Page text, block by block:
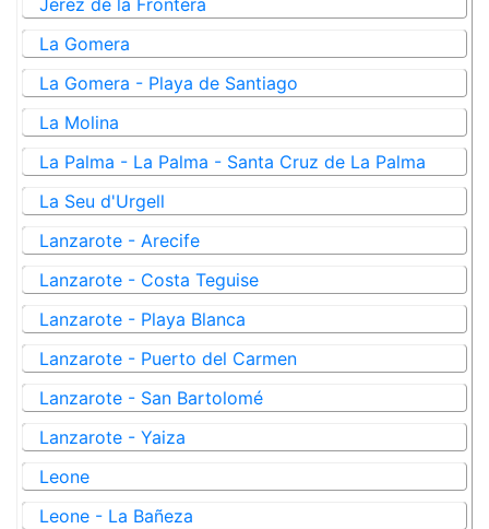
Jerez de la Frontera
La Gomera
La Gomera - Playa de Santiago
La Molina
La Palma - La Palma - Santa Cruz de La Palma
La Seu d'Urgell
Lanzarote - Arecife
Lanzarote - Costa Teguise
Lanzarote - Playa Blanca
Lanzarote - Puerto del Carmen
Lanzarote - San Bartolomé
Lanzarote - Yaiza
Leone
Leone - La Bañeza